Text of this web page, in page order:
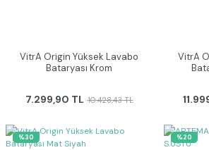
VitrA Origin Yüksek Lavabo
Bataryası Krom
7.299,90 TL 10.428,43 TL
VitrA
%30 %20